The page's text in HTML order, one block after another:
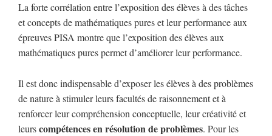
La forte corrélation entre l’exposition des élèves à des tâches
et concepts de mathématiques pures et leur performance aux
épreuves PISA montre que l’exposition des élèves aux
mathématiques pures permet d’améliorer leur performance.
Il est donc indispensable d’exposer les élèves à des problèmes
de nature à stimuler leurs facultés de raisonnement et à
renforcer leur compréhension conceptuelle, leur créativité et
leurscompétences en résolution de problèmes. Pour les